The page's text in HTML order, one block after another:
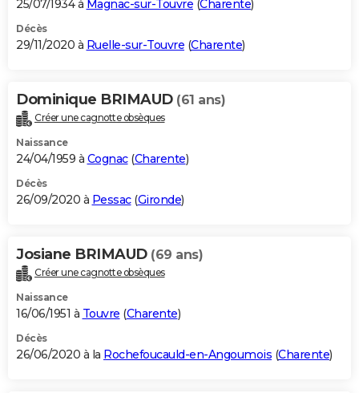
25/07/1934 à Magnac-sur-Touvre (Charente)
Décès
29/11/2020 à Ruelle-sur-Touvre (Charente)
Dominique BRIMAUD (61 ans)
Créer une cagnotte obsèques
Naissance
24/04/1959 à Cognac(Charente)
Décès
26/09/2020 à Pessac(Gironde)
Josiane BRIMAUD (69 ans)
Créer une cagnotte obsèques
Naissance
16/06/1951 à Touvre (Charente)
Décès
26/06/2020 à la Rochefoucauld-en-Angoumois (Charente)